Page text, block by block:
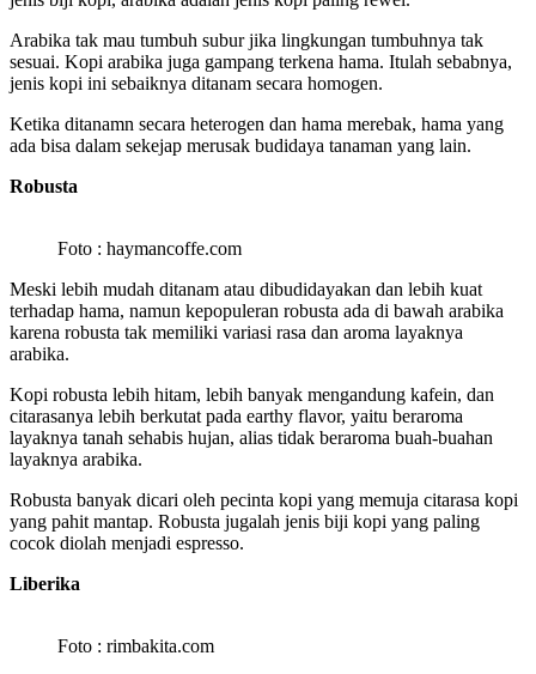
Arabika tak mau tumbuh subur jika lingkungan tumbuhnya tak
sesuai. Kopi arabika juga gampang terkena hama. Itulah sebabnya,
jenis kopi ini sebaiknya ditanam secara homogen.
Ketika ditanamn secara heterogen dan hama merebak, hama yang
ada bisa dalam sekejap merusak budidaya tanaman yang lain.
Robusta
Foto : haymancoffe.com
Meski lebih mudah ditanam atau dibudidayakan dan lebih kuat
terhadap hama, namun kepopuleran robusta ada di bawah arabika
karena robusta tak memiliki variasi rasa dan aroma layaknya
arabika.
Kopi robusta lebih hitam, lebih banyak mengandung kafein, dan
citarasanya lebih berkutat pada earthy flavor, yaitu beraroma
layaknya tanah sehabis hujan, alias tidak beraroma buah-buahan
layaknya arabika.
Robusta banyak dicari oleh pecinta kopi yang memuja citarasa kopi
yang pahit mantap. Robusta jugalah jenis biji kopi yang paling
cocok diolah menjadi espresso.
Liberika
Foto : rimbakita.com